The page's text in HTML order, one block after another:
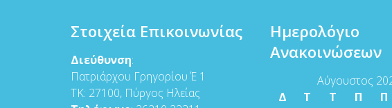
Στοιχεία Επικοινωνίας
Διεύθυνση:
Πατριάρχου Γρηγορίου Έ 1
ΤΚ: 27100, Πύργος Ηλείας
Ημερολόγιο
Ανακοινώσεων
Αύγουστος
Δ
Τ Τ Π Π